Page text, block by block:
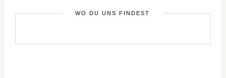
WO DU UNS FINDEST